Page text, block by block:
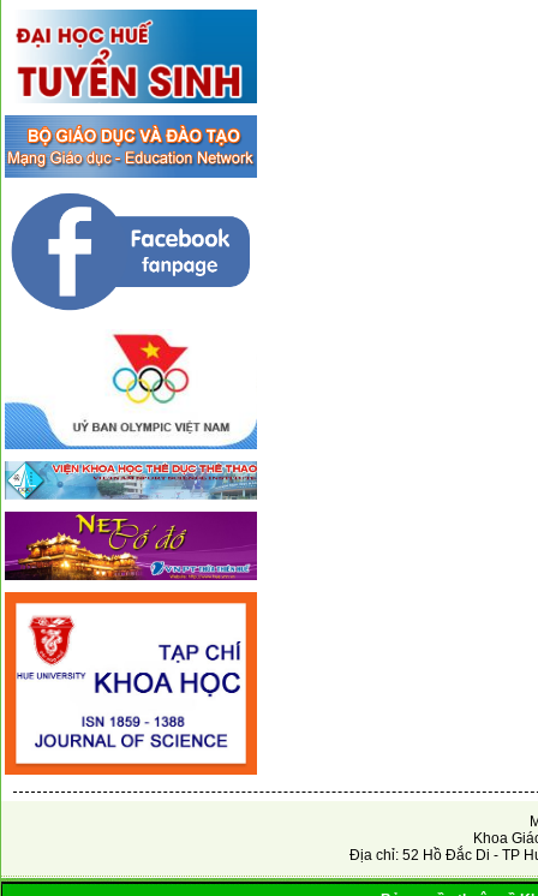
Khoa
Địa chỉ: 52 Hồ Đắc Di - TP